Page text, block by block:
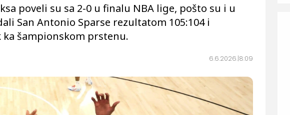
6.6.2026. 8:09
poveli su sa 2-0 u finalu NBA lige, pošto su i u
San Antonio Sparse rezultatom 105:104 i
šampionskom prstenu.